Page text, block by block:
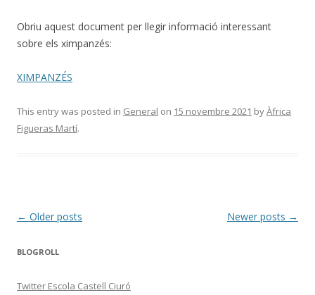
Obriu aquest document per llegir informació interessant
sobre els ximpanzés:
XIMPANZÉS
This entry was posted in General on 15 novembre 2021 byÀfrica
Figueras Martí.
Post
← Older posts Newer posts →
BLOGROLL
Twitter Escola Castell Ciuró